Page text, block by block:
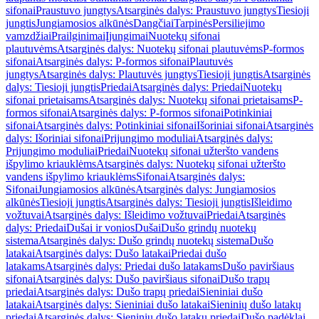
sifonaiPraustuvo jungtysAtsarginės dalys: Praustuvo jungtysTiesioji
jungtisJungiamosios alkūnėsDangčiaiTarpinėsPersiliejimo
vamzdžiaiPrailginimaiĮjungimaiNuotekų sifonai
plautuvėmsAtsarginės dalys: Nuotekų sifonai plautuvėmsP-formos
sifonaiAtsarginės dalys: P-formos sifonaiPlautuvės
jungtysAtsarginės dalys: Plautuvės jungtysTiesioji jungtisAtsarginės
dalys: Tiesioji jungtisPriedaiAtsarginės dalys: PriedaiNuotekų
sifonai prietaisamsAtsarginės dalys: Nuotekų sifonai prietaisamsP-
formos sifonaiAtsarginės dalys: P-formos sifonaiPotinkiniai
sifonaiAtsarginės dalys: Potinkiniai sifonaiIšoriniai sifonaiAtsarginės
dalys: Išoriniai sifonaiPrijungimo moduliaiAtsarginės dalys:
Prijungimo moduliaiPriedaiNuotekų sifonai užteršto vandens
išpylimo kriauklėmsAtsarginės dalys: Nuotekų sifonai užteršto
vandens išpylimo kriauklėmsSifonaiAtsarginės dalys:
SifonaiJungiamosios alkūnėsAtsarginės dalys: Jungiamosios
alkūnėsTiesioji jungtisAtsarginės dalys: Tiesioji jungtisIšleidimo
vožtuvaiAtsarginės dalys: Išleidimo vožtuvaiPriedaiAtsarginės
dalys: PriedaiDušai ir voniosDušaiDušo grindų nuotekų
sistemaAtsarginės dalys: Dušo grindų nuotekų sistemaDušo
latakaiAtsarginės dalys: Dušo latakaiPriedai dušo
latakamsAtsarginės dalys: Priedai dušo latakamsDušo paviršiaus
sifonaiAtsarginės dalys: Dušo paviršiaus sifonaiDušo trapų
priedaiAtsarginės dalys: Dušo trapų priedaiSieniniai dušo
latakaiAtsarginės dalys: Sieniniai dušo latakaiSieninių dušo latakų